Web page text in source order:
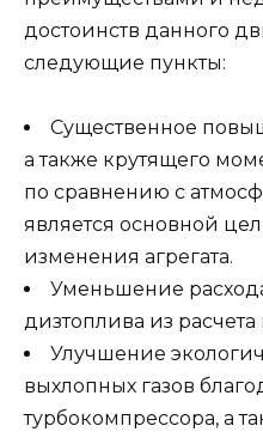
достоинств данного
следующие пункты:
Существенное
а также крутящего
по сравнению с
является основной
изменения агрегата.
Уменьшение
дизтоплива из
Улучшение
выхлопных газов
турбокомпрессора, а